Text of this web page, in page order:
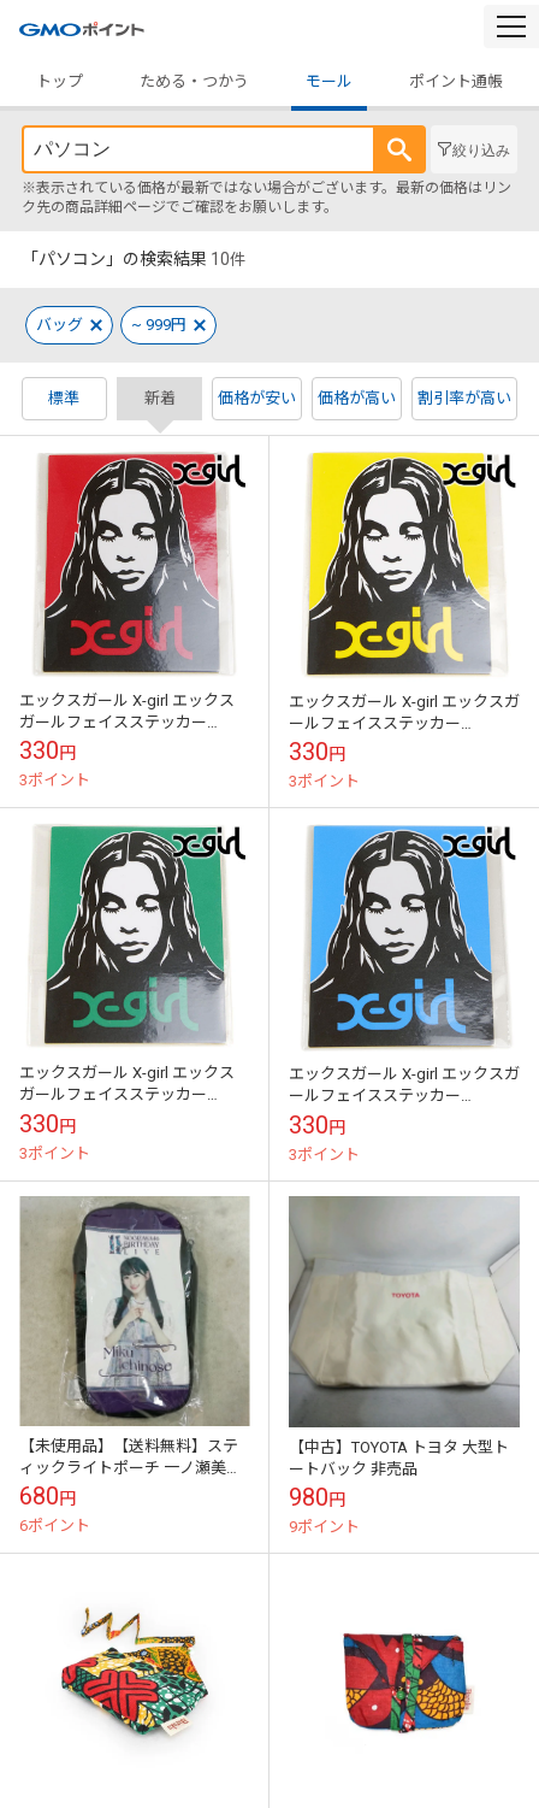
トップ
ためる・つかう モール ポイント通帳
絞り込み
※表示されている価格が最新ではない場合がございます。最新の価格はリン
ク先の商品詳細ページでご確認をお願いします。
「パソコン」の検索結果 10件
バッグ ~ 999円
標準 新着 価格が安い 価格が高い 割引率が高い
エックスガール X-girl エックス
ガールフェイスステッカー
[105253054026 FW25] X-girl
FACE S...
330円
3ポイント
エックスガール X-girl エックスガ
ールフェイスステッカー
[105253054026 FW25] X-girl FACE
330円
3ポイント
エックスガール X-girl エックス
ガールフェイスステッカー
[105253054026 FW25] X-girl
FACE S...
330円
3ポイント
エックスガール X-girl エックスガ
ールフェイスステッカー
[105253054026 FW25] X-girl FACE
S...
330円
3ポイント
【未使用品】【送料無料】ステ
ィックライトポーチ 一ノ瀬美空
※メール便でお送りします【代
引き不可】
680円
6ポイント
【中古】TOYOTA トヨタ 大型ト
ートバック 非売品
980円
9ポイント